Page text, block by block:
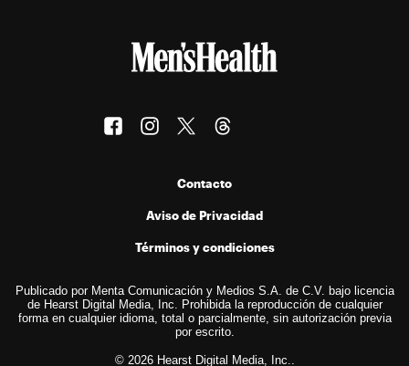
Contacto
Aviso de Privacidad
Términos y condiciones
Publicado por Menta Comunicación y Medios S.A. de C.V. bajo licencia
de Hearst Digital Media, Inc. Prohibida la reproducción de cualquier
forma en cualquier idioma, total o parcialmente, sin autorización previa
por escrito.
© 2026 Hearst Digital Media, Inc..